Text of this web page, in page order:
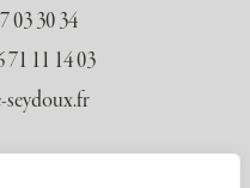
03 30 34
11 14 03
seydoux.fr